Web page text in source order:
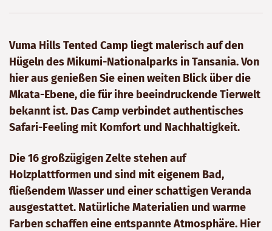
Vuma Hills Tented Camp liegt malerisch auf den
Hügeln des Mikumi-Nationalparks in Tansania. Von
hier aus genießen Sie einen weiten Blick über die
Mkata-Ebene, die für ihre beeindruckende Tierwelt
bekannt ist. Das Camp verbindet authentisches
Safari-Feeling mit Komfort und Nachhaltigkeit.
Die 16 großzügigen Zelte stehen auf
Holzplattformen und sind mit eigenem Bad,
fließendem Wasser und einer schattigen Veranda
ausgestattet. Natürliche Materialien und warme
Farben schaffen eine entspannte Atmosphäre. Hier